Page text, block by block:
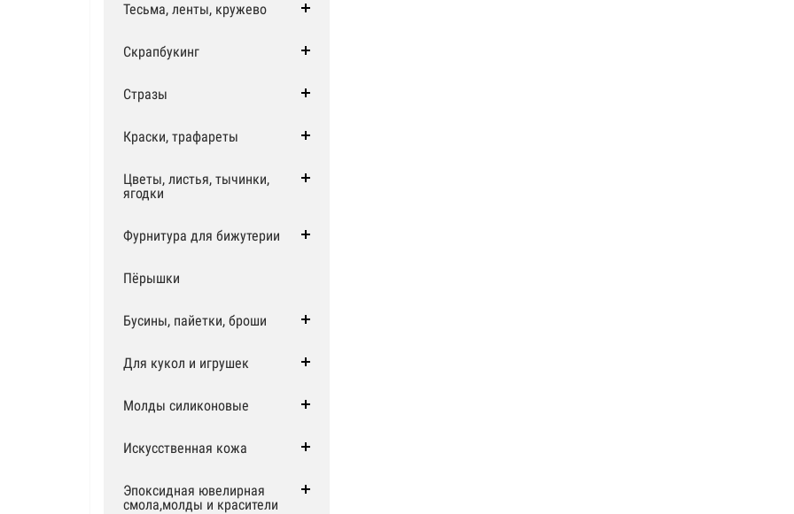
Тесьма, ленты, кружево
Скрапбукинг
Стразы
Краски, трафареты
Цветы, листья, тычинки,
ягодки
Фурнитура для бижутерии
Пёрышки
Бусины, пайетки, броши
Для кукол и игрушек
Молды силиконовые
Искусственная кожа
Эпоксидная ювелирная
смола,молды и красители